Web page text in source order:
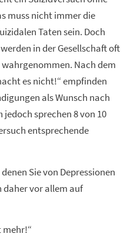
muss nicht immer die
Taten sein. Doch
in der Gesellschaft oft
Nach dem
es nicht!“ empfinden
als Wunsch nach
sprechen 8 von 10
entsprechende
Sie von Depressionen
daher vor allem auf
mehr!“